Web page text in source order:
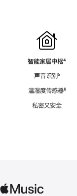
智能家居中枢脚
⁴
声音识别脚
⁵
温湿度传感器脚
⁶
私密又安全